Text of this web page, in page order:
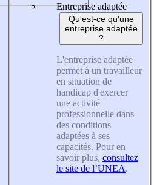
Entreprise adaptée
Qu'est-ce qu'une
entreprise adaptée
?
L'entreprise adaptée
permet à un travailleur
en situation de
handicap d'exercer
une activité
professionnelle dans
des conditions
adaptées à ses
capacités. Pour en
savoir plus, consultez
le site de l’UNEA.